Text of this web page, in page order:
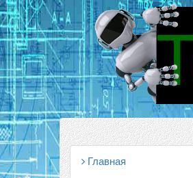
Главная